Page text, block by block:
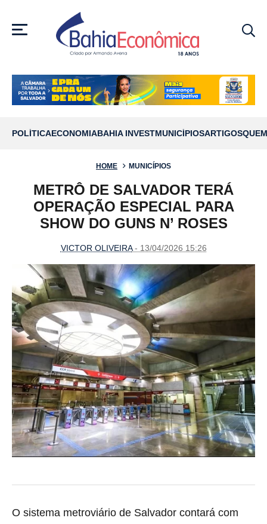
MENU
POLÍTICAECONOMIABAHIA INVESTMUNICÍPIOSARTIGOS
HOME MUNICÍPIOS
METRÔ DE SALVADOR TERÁ
OPERAÇÃO ESPECIAL PARA
SHOW DO GUNS N’ ROSES
VICTOR OLIVEIRA- 13/04/2026 15:26
O sistema metroviário de Salvador contará com